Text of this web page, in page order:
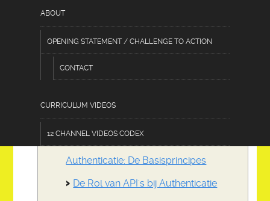
ABOUT
OPENING STATEMENT / CHALLENGE TO ACTION
CONTACT
CURRICULUM VIDEOS
12 CHANNEL VIDEOS CODEX
TERMS OF USE DISCLOSURE
AC 101-AGRICULINARY
Posted
Uncategorized
Uitdagingen en oplossingen
platformen
Gebruikersidentificatie en
Authenticatie: De Basisprincipes
De Rol van API's bij Authenticatie